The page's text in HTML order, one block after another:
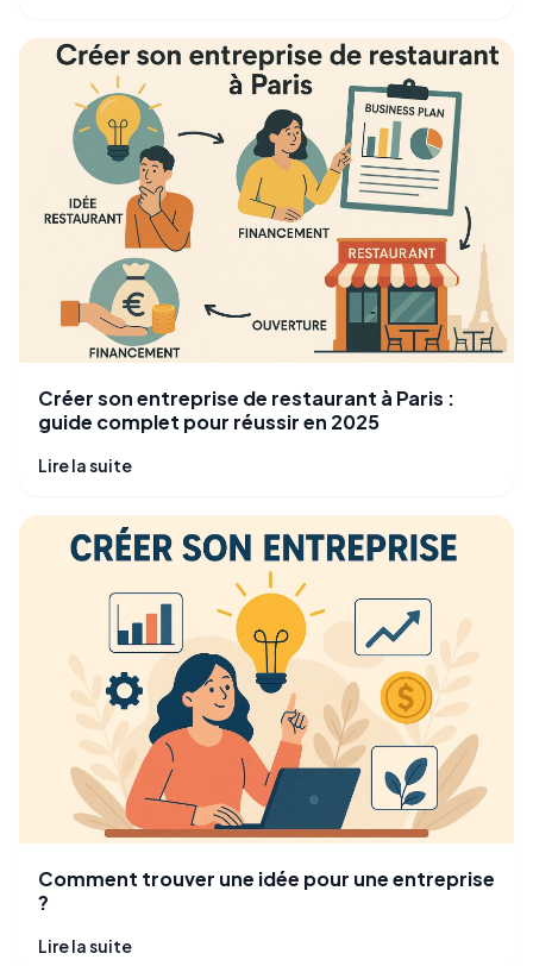
Créer son entreprise de restaurant à Paris :
guide complet pour réussir en 2025
Lire la suite
Comment trouver une idée pour une entreprise
?
Lire la suite